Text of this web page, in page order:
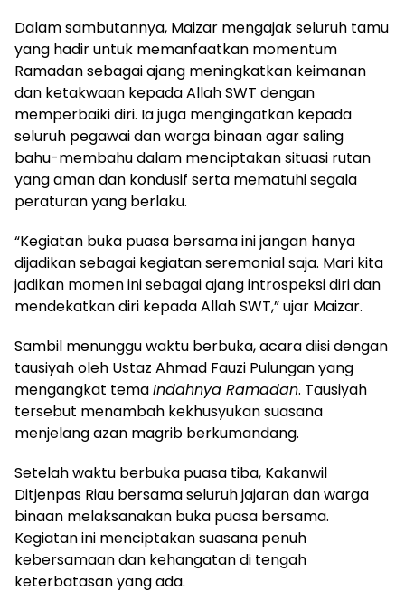
Dalam sambutannya, Maizar mengajak seluruh tamu
yang hadir untuk memanfaatkan momentum
Ramadan sebagai ajang meningkatkan keimanan
dan ketakwaan kepada Allah SWT dengan
memperbaiki diri. Ia juga mengingatkan kepada
seluruh pegawai dan warga binaan agar saling
bahu-membahu dalam menciptakan situasi rutan
yang aman dan kondusif serta mematuhi segala
peraturan yang berlaku.
“Kegiatan buka puasa bersama ini jangan hanya
dijadikan sebagai kegiatan seremonial saja. Mari kita
jadikan momen ini sebagai ajang introspeksi diri dan
mendekatkan diri kepada Allah SWT,” ujar Maizar.
Sambil menunggu waktu berbuka, acara diisi dengan
tausiyah oleh Ustaz Ahmad Fauzi Pulungan yang
mengangkat temaIndahnya Ramadan. Tausiyah
tersebut menambah kekhusyukan suasana
menjelang azan magrib berkumandang.
Setelah waktu berbuka puasa tiba, Kakanwil
Ditjenpas Riau bersama seluruh jajaran dan warga
binaan melaksanakan buka puasa bersama.
Kegiatan ini menciptakan suasana penuh
kebersamaan dan kehangatan di tengah
keterbatasan yang ada.